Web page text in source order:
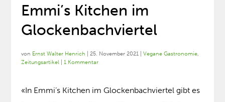
Emmi’s Kitchen im
Glockenbachviertel
von Ernst Walter Henrich |25. November 2021 |Vegane Gastronomie,
Zeitungsartikel |1 Kommentar
«In Emmi’s Kitchen im Glockenbachviertel gibt es